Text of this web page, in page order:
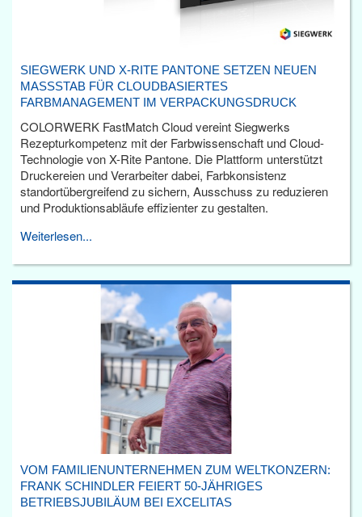
SIEGWERK UND X-RITE PANTONE SETZEN NEUEN
MASSSTAB FÜR CLOUDBASIERTES F
ARBMANAGEMENT IM VERPACKUNGSDRUCK
COLORWERK FastMatch Cloud vereint Siegwerks
Rezepturkompetenz mit der Farbwissenschaft und Cloud-
Technologie von X-Rite Pantone. Die Plattform unterstützt
Druckereien und Verarbeiter dabei, Farbkonsistenz
standortübergreifend zu sichern, Ausschuss zu reduzieren
und Produktionsabläufe effizienter zu gestalten.
Weiterlesen...
VOM FAMILIENUNTERNEHMEN ZUM WELTKONZERN:
FRANK SCHINDLER FEIERT 50-JÄHRIGES
BETRIEBSJUBILÄUM BEI EXCELITAS